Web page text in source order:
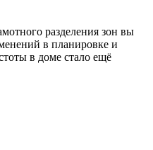
разделения зон вы
в планировке и
в доме стало ещё